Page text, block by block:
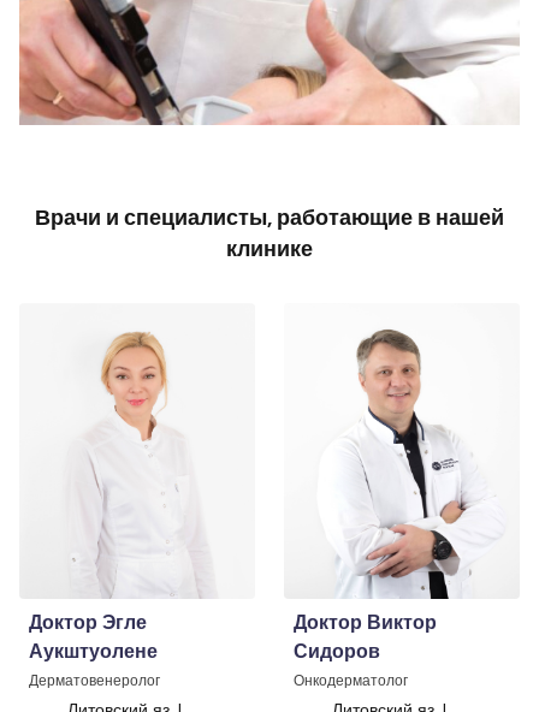
Врачи и специалисты, работающие в нашей
клинике
Доктор Эгле
Аукштуолене
Дерматовенеролог
Доктор Виктор
Сидоров
Онкодерматолог